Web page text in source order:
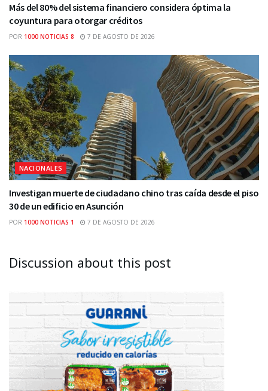
Más del 80% del sistema financiero considera óptima la
coyuntura para otorgar créditos
POR 1000 NOTICIAS 8 7 DE AGOSTO DE 2026
NACIONALES
Investigan muerte de ciudadano chino tras caída desde el piso
30 de un edificio en Asunción
POR 1000 NOTICIAS 1 7 DE AGOSTO DE 2026
Discussion about this post